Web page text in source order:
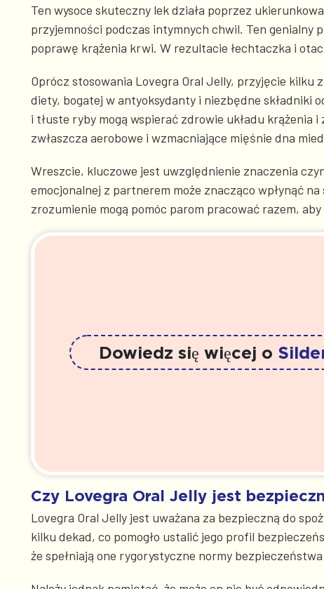
Ten wysoce skuteczny lek działa poprzez
przyjemności podczas intymnych chwil. Ten genialny
poprawę krążenia krwi. W rezultacie łechtaczka i
Oprócz stosowania Lovegra Oral Jelly, przyjęcie
diety, bogatej w antyoksydanty i niezbędne składniki
i tłuste ryby mogą wspierać zdrowie układu
zwłaszcza aerobowe i wzmacniające mięśnie dna
Wreszcie, kluczowe jest uwzględnienie znaczenia
emocjonalnej z partnerem może znacząco wpłynąć
zrozumienie mogą pomóc parom pracować razem,
Dowiedz się więcej o
Czy Lovegra Oral Jelly jest
Lovegra Oral Jelly jest uważana za bezpieczną do
kilku dekad, co pomogło ustalić jego profil
że spełniają one rygorystyczne normy